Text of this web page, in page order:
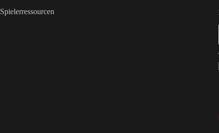
Spielerressourcen